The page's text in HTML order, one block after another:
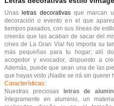
Unas letras decorativasque marcan
decoración o evento en el que
tiempos pasados, con sus líneas de
creerás que las acaban de sacar del
cines de La Gran Vía! No importa su
más pequeñas para tu hogar; allí
acogedor y evocador, dispuesto a
Además, puede que sean una de las
que hayas visto ¡Nadie se irá sin querer
Características:
Nuestras preciosas
letras de
íntegramente en aluminio, un